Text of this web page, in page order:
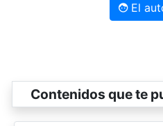
El
Contenidos que te